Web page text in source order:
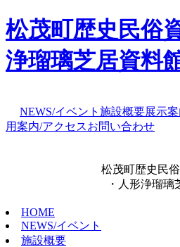
松茂町歴史民俗
浄瑠璃芝居資料
NEWS/イベント 施設概要展示
用案内/アクセスお問い合わせ
松茂町歴史民
・人形浄瑠璃
HOME
NEWS/イベント
施設概要